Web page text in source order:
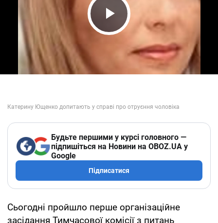
Play Video
Будьте першими у курсі головного —
підпишіться на Новини на OBOZ.UA у
Google
Підписатися
Сьогодні пройшло перше організаційне
засідання Тимчасової комісії з питань